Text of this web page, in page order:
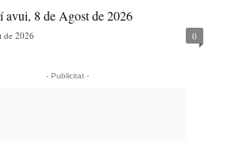
avui, 8 de Agost de 2026
de 2026 0
- Publicitat -